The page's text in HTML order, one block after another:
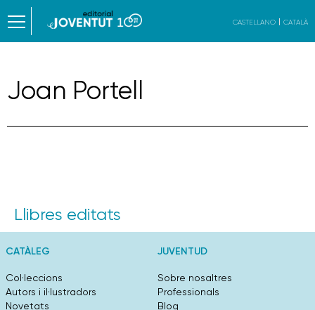
CASTELLANO CATALÀ
Joan Portell
Llibres editats
CATÀLEG
Col·leccions
Autors i il·lustradors
Novetats
JUVENTUD
Sobre nosaltres
Professionals
Blog